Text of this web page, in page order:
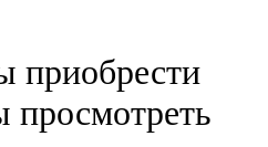
просмотреть